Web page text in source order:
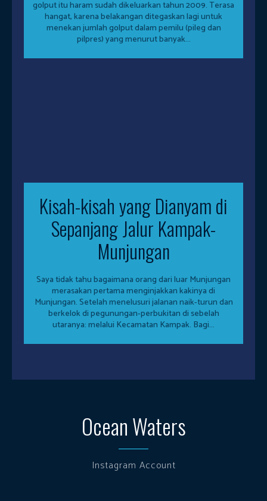
golput itu haram sudah dikeluarkan tahun 2009. Terasa
hangat, karena belakangan ditegaskan lagi untuk
menekan jumlah golput dalam pemilu (pileg dan
pilpres) yang menurut banyak...
Kisah-kisah yang Dianyam di
Sepanjang Jalur Kampak-
Munjungan
Saya tidak tahu bagaimana orang dari luar Munjungan
merasakan pertama menginjakkan kakinya di
Munjungan. Setelah menelusuri jalanan naik-turun dan
berkelok di pegunungan-perbukitan di sebelah
utaranya: melalui Kecamatan Kampak. Bagi...
Ocean Waters
Instagram Account